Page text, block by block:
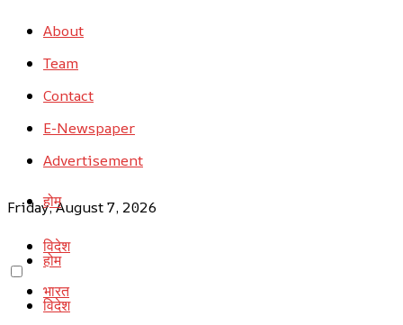
About
Team
Contact
E-Newspaper
Advertisement
Friday, August 7, 2026
होम
विदेश
भारत
होम
विदेश